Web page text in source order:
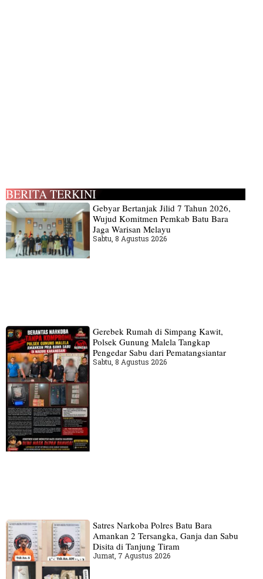
BERITA TERKINI
Gebyar Bertanjak Jilid 7 Tahun 2026,
Wujud Komitmen Pemkab Batu Bara
Jaga Warisan Melayu
Sabtu, 8 Agustus 2026
Gerebek Rumah di Simpang Kawit,
Polsek Gunung Malela Tangkap
Pengedar Sabu dari Pematangsiantar
Sabtu, 8 Agustus 2026
Satres Narkoba Polres Batu Bara
Amankan 2 Tersangka, Ganja dan Sabu
Disita di Tanjung Tiram
Jumat, 7 Agustus 2026